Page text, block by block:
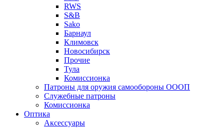
RWS
S&B
Sako
Барнаул
Климовск
Новосибирск
Прочие
Тула
Комиссионка
Патроны для оружия самообороны ОООП
Служебные патроны
Комиссионка
Оптика
Аксессуары